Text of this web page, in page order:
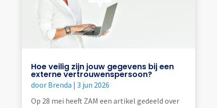
Hoe veilig zijn jouw gegevens bij een
externe vertrouwenspersoon?
door Brenda | 3 jun 2026
Op 28 mei heeft ZAM een artikel gedeeld over